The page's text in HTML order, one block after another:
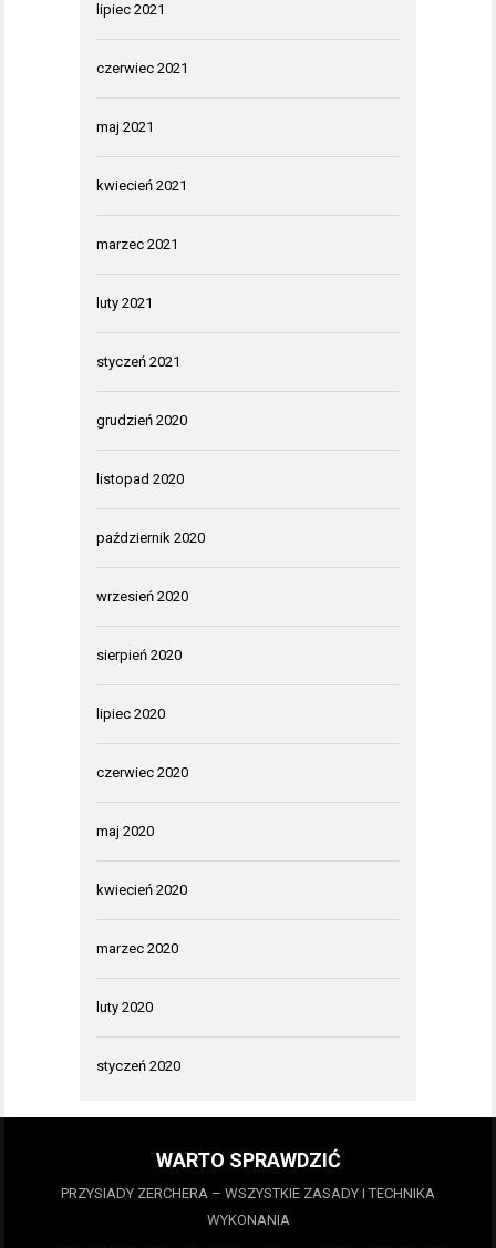
lipiec 2021
czerwiec 2021
maj 2021
kwiecień 2021
marzec 2021
luty 2021
styczeń 2021
grudzień 2020
listopad 2020
październik 2020
wrzesień 2020
sierpień 2020
lipiec 2020
czerwiec 2020
maj 2020
kwiecień 2020
marzec 2020
luty 2020
styczeń 2020
WARTO SPRAWDZIĆ
PRZYSIADY ZERCHERA – WSZYSTKIE ZASADY I TECHNIKA
WYKONANIA